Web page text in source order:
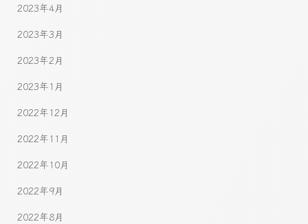
2023年4月
2023年3月
2023年2月
2023年1月
2022年12月
2022年11月
2022年10月
2022年9月
2022年8月